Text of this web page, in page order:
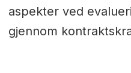
aspekter ved
gjennom